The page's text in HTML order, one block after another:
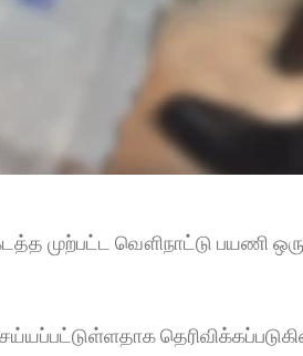
முற்பட்ட வௌிநாட்டு பயணி